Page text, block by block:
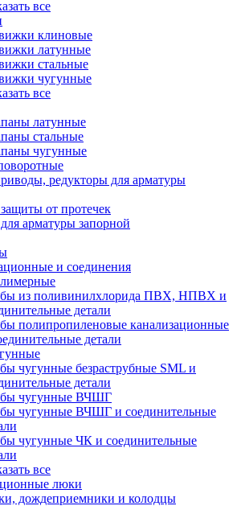
все
клиновые
латунные
стальные
чугунные
все
латунные
стальные
чугунные
редукторы для арматуры
от протечек
арматуры запорной
и соединения
из поливинилхлорида ПВХ, НПВХ и
детали
полипропиленовые канализационные
детали
чугунные безраструбные SML и
детали
чугунные ВЧШГ
чугунные ВЧШГ и соединительные
чугунные ЧК и соединительные
все
люки
дождеприемники и колодцы